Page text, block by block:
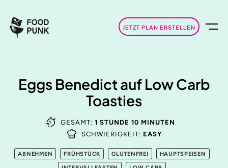
JETZT PLAN ERSTELLEN
Eggs Benedict auf Low Carb
Toasties
GESAMT: 1 STUNDE 10 MINUTEN
SCHWIERIGKEIT: EASY
ABNEHMEN FRÜHSTÜCK GLUTENFREI HAUPTSPEISEN